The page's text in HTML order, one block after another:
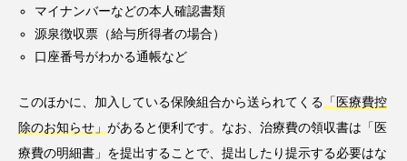
マイナンバーなどの本人確認書類
源泉徴収票（給与所得者の場合）
口座番号がわかる通帳など
このほかに、加入している保険組合から送られてくる 「医療費控
除のお知らせ」 があると便利です。なお、治療費の領収書は「医
療費の明細書」を提出することで、提出したり提示する必要はな